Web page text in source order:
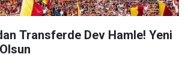
Transferde Dev Hamle! Yeni